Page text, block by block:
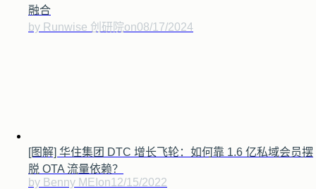
融合
by Runwise 创研院on08/17/2024
[图解] 华住集团 DTC 增长飞轮：如何靠 1.6 亿私域会员摆
脱 OTA 流量依赖？
by Benny MEI on12/15/2022